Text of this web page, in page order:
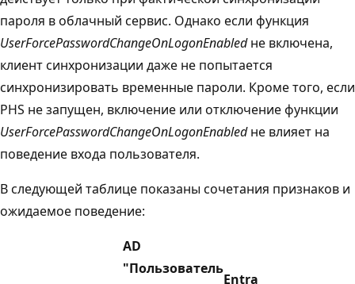
пароля в облачный сервис. Однако если функция
UserForcePasswordChangeOnLogonEnabledне включена,
клиент синхронизации даже не попытается
синхронизировать временные пароли. Кроме того, если
PHS не запущен, включение или отключение функции
UserForcePasswordChangeOnLogonEnabledне влияет на
поведение входа пользователя.
В следующей таблице показаны сочетания признаков и
ожидаемое поведение:
AD
"Пользователь
Entra